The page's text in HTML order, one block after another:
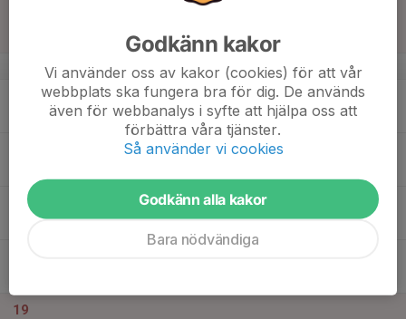
v.25
17
19
Godkänn kakor
Vi använder oss av kakor (cookies) för att vår
webbplats ska fungera bra för dig. De används
även för webbanalys i syfte att hjälpa oss att
förbättra våra tjänster.
Så använder vi cookies
Godkänn alla kakor
Bara nödvändiga